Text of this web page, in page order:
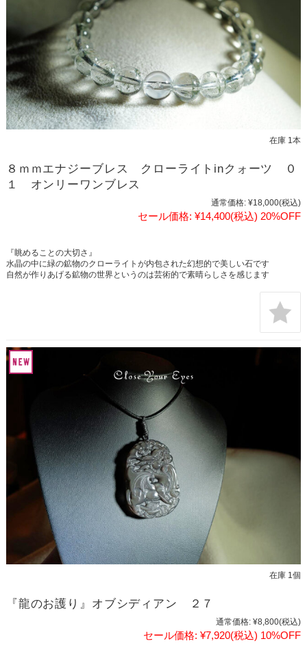
在庫 1本
８ｍｍエナジーブレス クローライトinクォーツ ０
１ オンリーワンブレス
通常価格: ¥18,000(税込)
セール価格: ¥14,400(税込) 20%OFF
『眺めることの大切さ』
水晶の中に緑の鉱物のクローライトが内包された幻想的で美しい石です
自然が作りあげる鉱物の世界というのは芸術的で素晴らしさを感じます
在庫 1個
『龍のお護り』オブシディアン ２７
通常価格: ¥8,800(税込)
セール価格: ¥7,920(税込) 10%OFF